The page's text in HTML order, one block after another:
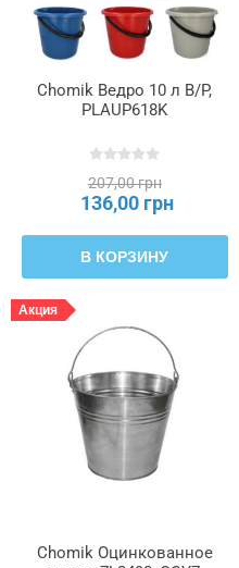
Chomik Ведро 10 л B/P,
PLAUP618K
207,00 грн
136,00 грн
В КОРЗИНУ
Акция
Chomik Оцинкованное